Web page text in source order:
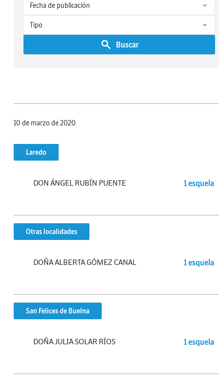
Buscar
10 de marzo de 2020
Laredo
DON ÁNGEL RUBÍN PUENTE 1 esquela
Otras localidades
DOÑA ALBERTA GÓMEZ CANAL 1 esquela
San Felices de Buelna
DOÑA JULIA SOLAR RÍOS 1 esquela